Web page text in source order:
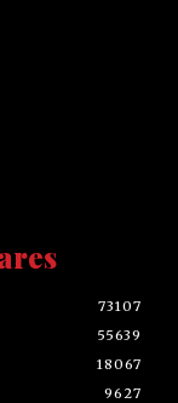
73107
55639
18067
9627